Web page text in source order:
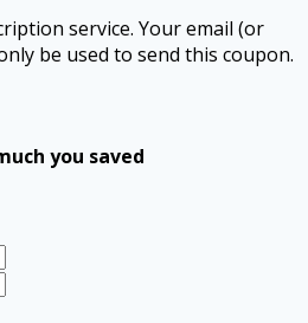
service. Your email (or
be used to send this coupon.
you saved